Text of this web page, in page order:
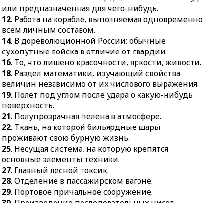
пелена в атмосфере.
22.Ткань, на которой
бильярдные шары
проживают свою бурную
жизнь.
25.Несущая система, на
которую крепятся
основные элементы
техники.
27.Главный лесной
токсик.
28.Отделение в
пассажирском вагоне.
29.Портовое причальное
сооружение.
30.Произведение
последовательных чисел
или предназначенная для чего-нибудь.
12. Работа на корабле, выполняемая одновременно
всем личным составом.
14. В дореволюционной России: обычные
сухопутные войска в отличие от гвардии.
16. То, что лишено красочности, яркости, живости.
18. Раздел математики, изучающий свойства
величин независимо от их числового выражения.
19. Полёт под углом после удара о какую-нибудь
поверхность.
21. Полупрозрачная пелена в атмосфере.
22. Ткань, на которой бильярдные шары
проживают свою бурную жизнь.
25. Несущая система, на которую крепятся
основные элементы техники.
27. Главный лесной токсик.
28. Отделение в пассажирском вагоне.
29. Портовое причальное сооружение.